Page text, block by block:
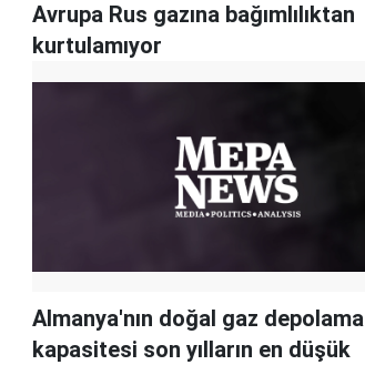
Avrupa Rus gazına bağımlılıktan
kurtulamıyor
Almanya'nın doğal gaz depolama
kapasitesi son yılların en düşük